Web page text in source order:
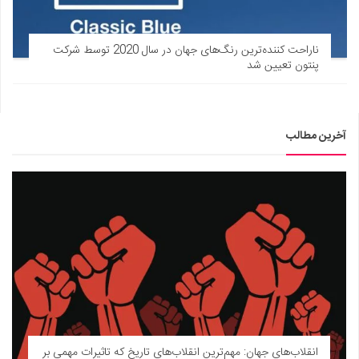
بازی
طنز
مسابقه
اخبار
ناراحت کننده‌ترین رنگ‌های جهان در سال 2020 توسط شرکت
پنتون تعیین شد
آخرین مطالب
انقلاب‌های جهان: مهم‌ترین انقلاب‌های تاریخ که تاثیرات مهمی بر